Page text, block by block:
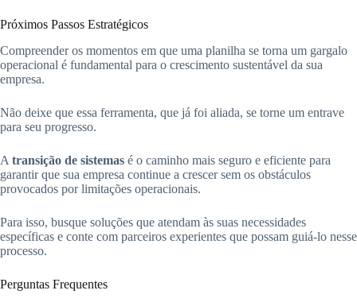
Próximos Passos Estratégicos
Compreender os momentos em que uma planilha se torna um gargalo
operacional é fundamental para o crescimento sustentável da sua
empresa.
Não deixe que essa ferramenta, que já foi aliada, se torne um entrave
para seu progresso.
A transição de sistemas é o caminho mais seguro e eficiente para
garantir que sua empresa continue a crescer sem os obstáculos
provocados por limitações operacionais.
Para isso, busque soluções que atendam às suas necessidades
específicas e conte com parceiros experientes que possam guiá-lo nesse
processo.
Perguntas Frequentes